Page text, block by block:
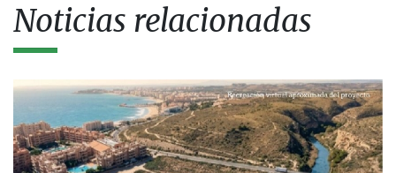
Noticias relacionadas